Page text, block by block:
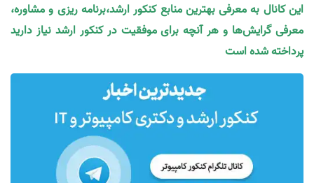
این کانال به معرفی بهترین منابع کنکور ارشد،برنامه ریزی و مشاوره،
معرفی گرایش‌ها و هر آنچه برای موفقیت در کنکور ارشد نیاز دارید
پرداخته شده است